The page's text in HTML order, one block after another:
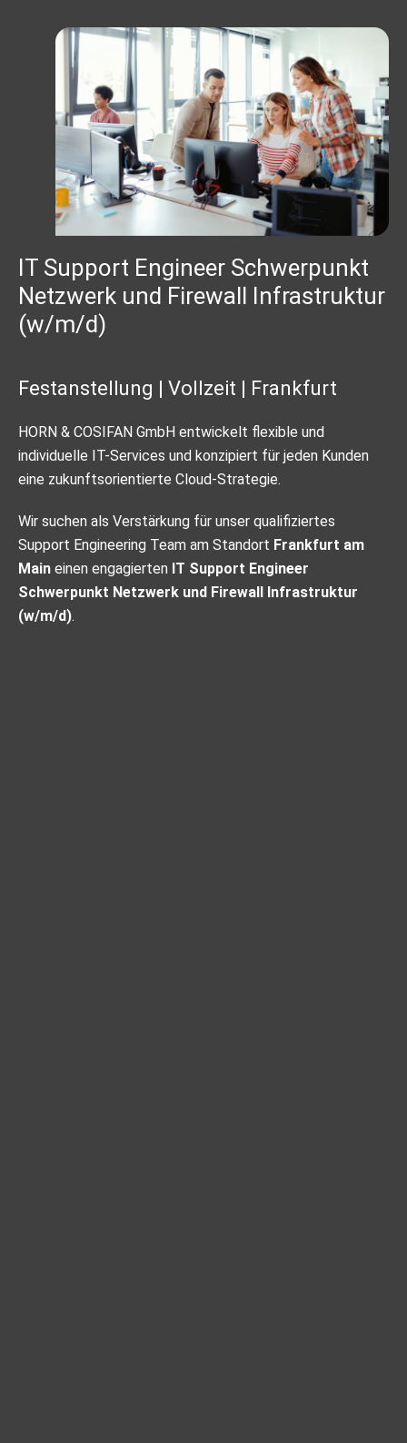
IT Support Engineer Schwerpunkt
Netzwerk und Firewall Infrastruktur
(w/m/d)
Festanstellung | Vollzeit | Frankfurt
HORN & COSIFAN GmbH entwickelt flexible und
individuelle IT-Services und konzipiert für jeden Kunden
eine zukunftsorientierte Cloud-Strategie.
Wir suchen als Verstärkung für unser qualifiziertes
Support Engineering Team am Standort Frankfurt am
Main einen engagierten IT Support Engineer
Schwerpunkt Netzwerk und Firewall Infrastruktur
(w/m/d).